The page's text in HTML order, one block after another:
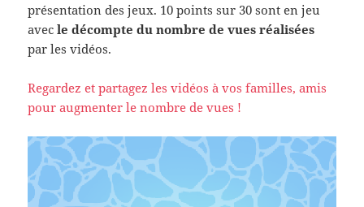
présentation des jeux. 10 points sur 30 sont en jeu
avec le décompte du nombre de vues réalisées
par les vidéos.
Regardez et partagez les vidéos à vos familles, amis
pour augmenter le nombre de vues !